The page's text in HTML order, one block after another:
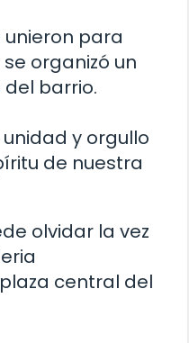
unieron para
organizó un
barrio.
y orgullo
de nuestra
olvidar la vez
central del